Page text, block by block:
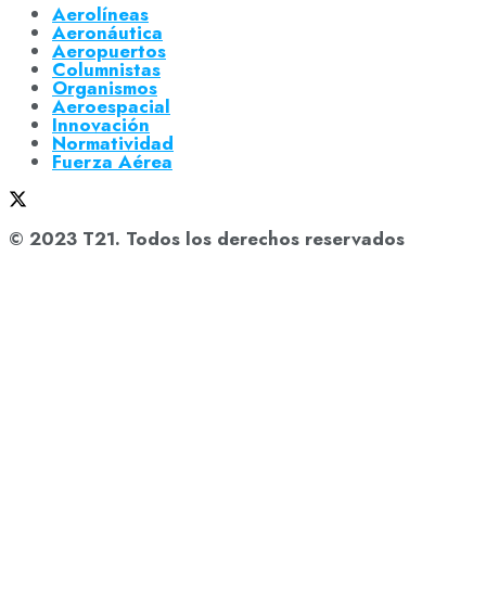
Aerolíneas
Aeronáutica
Aeropuertos
Columnistas
Organismos
Aeroespacial
Innovación
Normatividad
Fuerza Aérea
© 2023 T21. Todos los derechos reservados